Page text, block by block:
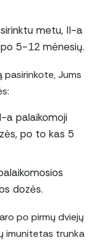
metu, II-a
5-12 mėnesių.
pasirinkote, Jums
a palaikomoji
po to kas 5
dozės.
po pirmų dviejų
imunitetas trunka